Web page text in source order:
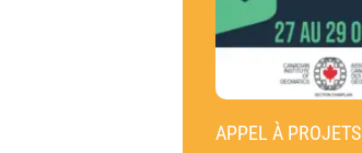
APPEL À PROJETS